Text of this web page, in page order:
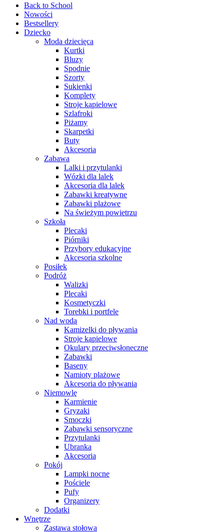
Back to School
Nowości
Bestsellery
Dziecko
Moda dziecięca
Kurtki
Bluzy
Spodnie
Szorty
Sukienki
Komplety
Stroje kąpielowe
Szlafroki
Piżamy
Skarpetki
Buty
Akcesoria
Zabawa
Lalki i przytulanki
Wózki dla lalek
Akcesoria dla lalek
Zabawki kreatywne
Zabawki plażowe
Na świeżym powietrzu
Szkoła
Plecaki
Piórniki
Przybory edukacyjne
Akcesoria szkolne
Posiłek
Podróż
Walizki
Plecaki
Kosmetyczki
Torebki i portfele
Nad wodą
Kamizelki do pływania
Stroje kąpielowe
Okulary przeciwsłoneczne
Zabawki
Baseny
Namioty plażowe
Akcesoria do pływania
Niemowlę
Karmienie
Gryzaki
Smoczki
Zabawki sensoryczne
Przytulanki
Ubranka
Akcesoria
Pokój
Lampki nocne
Pościele
Pufy
Organizery
Dodatki
Wnętrze
Zastawa stołowa